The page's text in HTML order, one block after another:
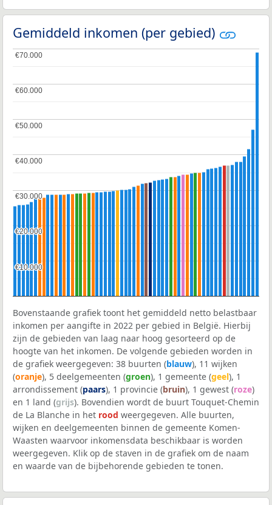
Gemiddeld inkomen (per gebied)
€10.000
€10.000
€20.000
€20.000
€30.000
€30.000
€40.000
€40.000
€50.000
€50.000
€60.000
€60.000
€70.000
€70.000
Bovenstaande grafiek toont het gemiddeld netto belastbaar
inkomen per aangifte in 2022 per gebied in België. Hierbij
zijn de gebieden van laag naar hoog gesorteerd op de
hoogte van het inkomen. De volgende gebieden worden in
de grafiek weergegeven: 38 buurten (blauw), 11 wijken
(oranje), 5 deelgemeenten (groen), 1 gemeente (geel), 1
arrondissement (paars), 1 provincie (bruin), 1 gewest (roze)
en 1 land (grijs). Bovendien wordt de buurt Touquet-Chemin
de La Blanche in het rood weergegeven. Alle buurten,
wijken en deelgemeenten binnen de gemeente Komen-
Waasten waarvoor inkomensdata beschikbaar is worden
weergegeven. Klik op de staven in de grafiek om de naam
en waarde van de bijbehorende gebieden te tonen.